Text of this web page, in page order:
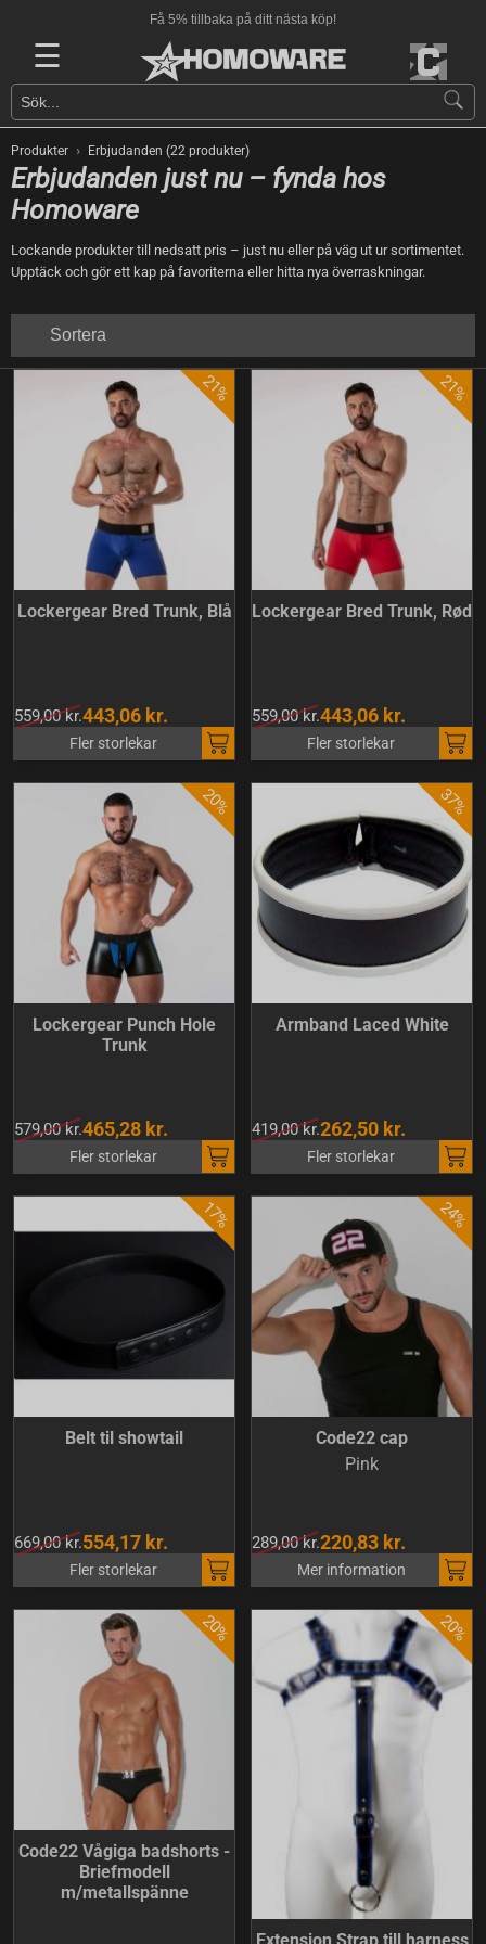
☰
Produkter › Erbjudanden (22 produkter)
Erbjudanden just nu – fynda hos
Homoware
Lockande produkter till nedsatt pris – just nu eller på väg ut ur sortimentet.
Upptäck och gör ett kap på favoriterna eller hitta nya överraskningar.
Sortera
Lockergear Bred Trunk, Blå
559,00 kr.443,06 kr.
Fler storlekar
Lockergear Bred Trunk, Rød
559,00 kr.443,06 kr.
Fler storlekar
Lockergear Punch Hole
Trunk
579,00 kr.465,28 kr.
Fler storlekar
Armband Laced White
419,00 kr.262,50 kr.
Fler storlekar
Belt til showtail
669,00 kr.554,17 kr.
Fler storlekar
Code22 cap
Pink
289,00 kr.220,83 kr.
Mer information
Code22 Vågiga badshorts -
Briefmodell
m/metallspänne